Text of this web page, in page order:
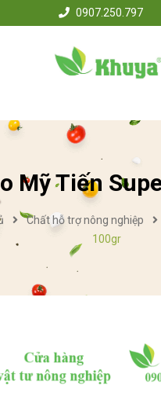
0907.250.797
Mỹ Tiến
Chất hỗ trợ nông nghiệp
100gr